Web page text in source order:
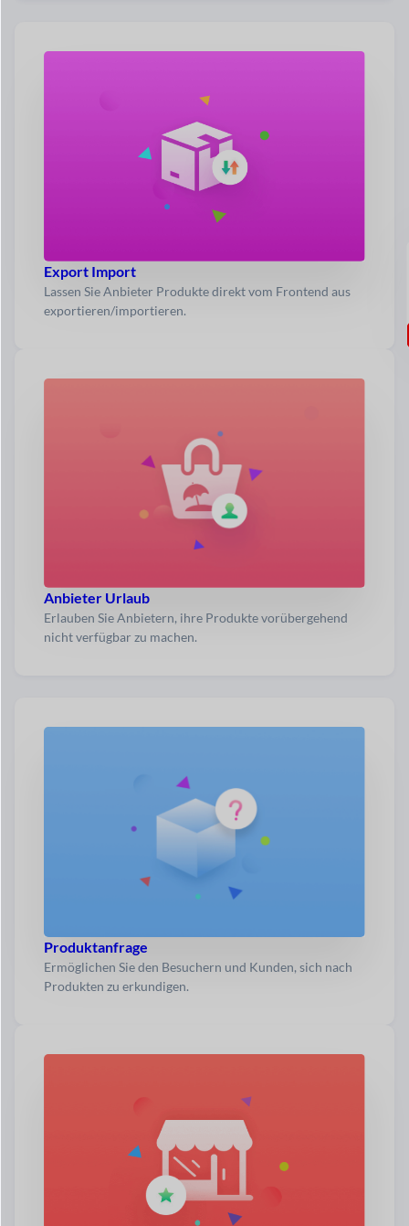
Export Import
Lassen Sie Anbieter Produkte direkt vom Frontend aus
exportieren/importieren.
Anbieter Urlaub
Erlauben Sie Anbietern, ihre Produkte vorübergehend
nicht verfügbar zu machen.
Produktanfrage
Ermöglichen Sie den Besuchern und Kunden, sich nach
Produkten zu erkundigen.